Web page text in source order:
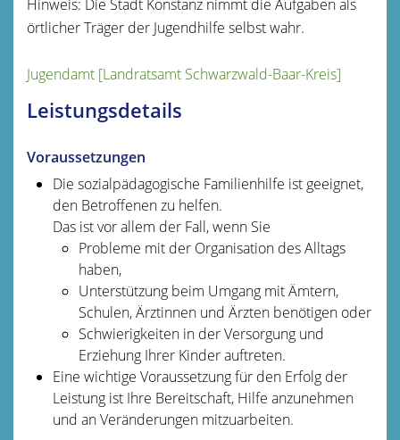
Hinweis: Die Stadt Konstanz nimmt die Aufgaben als
örtlicher Träger der Jugendhilfe selbst wahr.
Jugendamt [Landratsamt Schwarzwald-Baar-Kreis]
Leistungsdetails
Voraussetzungen
Die sozialpädagogische Familienhilfe ist geeignet,
den Betroffenen zu helfen.
Das ist vor allem der Fall, wenn Sie
Probleme mit der Organisation des Alltags
haben,
Unterstützung beim Umgang mit Ämtern,
Schulen, Ärztinnen und Ärzten benötigen oder
Schwierigkeiten in der Versorgung und
Erziehung Ihrer Kinder auftreten.
Eine wichtige Voraussetzung für den Erfolg der
Leistung ist Ihre Bereitschaft, Hilfe anzunehmen
und an Veränderungen mitzuarbeiten.